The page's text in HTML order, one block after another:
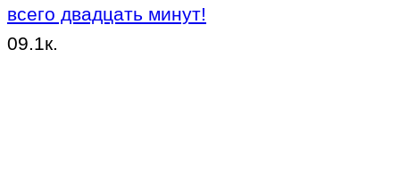
всего двадцать минут!
09.1к.